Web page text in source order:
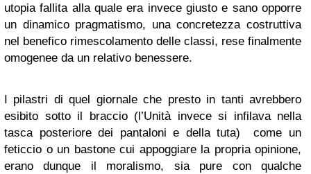
utopia fallita alla quale era invece giusto e sano opporre
un dinamico pragmatismo, una concretezza costruttiva
nel benefico rimescolamento delle classi, rese finalmente
omogenee da un relativo benessere.
I pilastri di quel giornale che presto in tanti avrebbero
esibito sotto il braccio (l’Unità invece si infilava nella
tasca posteriore dei pantaloni e della tuta) come un
feticcio o un bastone cui appoggiare la propria opinione,
erano dunque il moralismo, sia pure con qualche